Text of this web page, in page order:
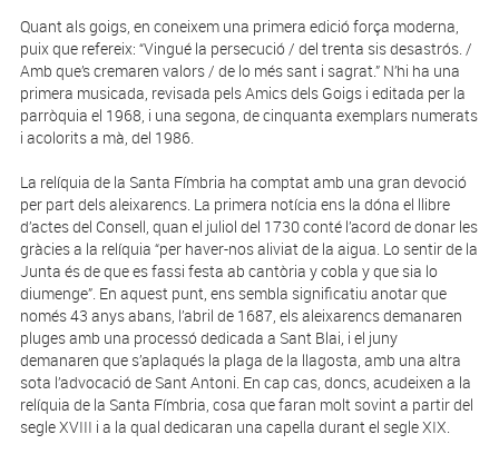
Quant als goigs, en coneixem una primera edició força moderna,
puix que refereix: “Vingué la persecució / del trenta sis desastrós. /
Amb que’s cremaren valors / de lo més sant i sagrat.” N’hi ha una
primera musicada, revisada pels Amics dels Goigs i editada per la
parròquia el 1968, i una segona, de cinquanta exemplars numerats
i acolorits a mà, del 1986.
La relíquia de la Santa Fímbria ha comptat amb una gran devoció
per part dels aleixarencs. La primera notícia ens la dóna el llibre
d’actes del Consell, quan el juliol del 1730 conté l’acord de donar les
gràcies a la relíquia “per haver-nos aliviat de la aigua. Lo sentir de la
Junta és de que es fassi festa ab cantòria y cobla y que sia lo
diumenge”. En aquest punt, ens sembla significatiu anotar que
només 43 anys abans, l’abril de 1687, els aleixarencs demanaren
pluges amb una processó dedicada a Sant Blai, i el juny
demanaren que s’aplaqués la plaga de la llagosta, amb una altra
sota l’advocació de Sant Antoni. En cap cas, doncs, acudeixen a la
relíquia de la Santa Fímbria, cosa que faran molt sovint a partir del
segle XVIII i a la qual dedicaran una capella durant el segle XIX.